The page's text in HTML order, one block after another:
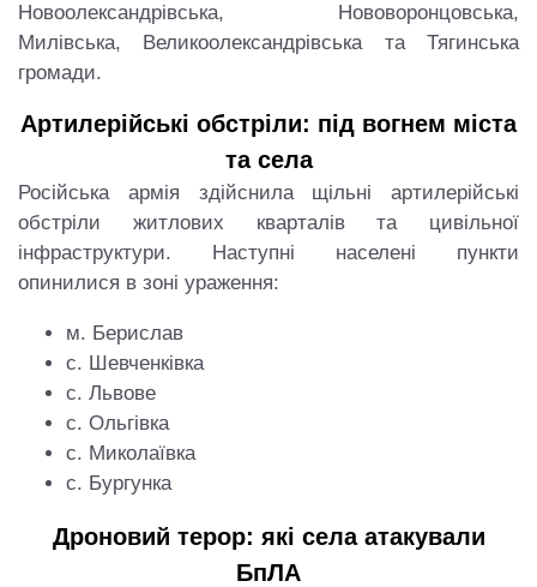
Новоолександрівська, Нововоронцовська,
Милівська, Великоолександрівська та Тягинська
громади.
Артилерійські обстріли: під вогнем міста
та села
Російська армія здійснила щільні артилерійські
обстріли житлових кварталів та цивільної
інфраструктури. Наступні населені пункти
опинилися в зоні ураження:
м. Берислав
с. Шевченківка
с. Львове
с. Ольгівка
с. Миколаївка
с. Бургунка
Дроновий терор: які села атакували
БпЛА